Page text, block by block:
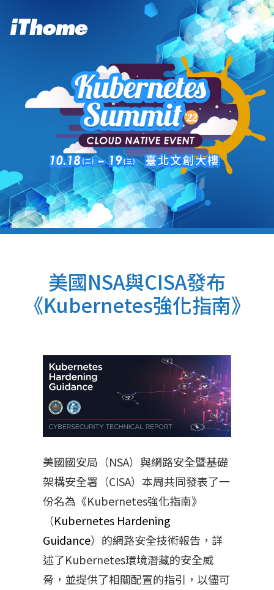
美國NSA與CISA發布
《Kubernetes強化指南》
美國國安局（NSA）與網路安全暨基礎
架構安全署（CISA）本周共同發表了一
份名為《Kubernetes強化指南》
（Kubernetes Hardening
Guidance）的網路安全技術報告，詳
述了Kubernetes環境潛藏的安全威
脅，並提供了相關配置的指引，以儘可